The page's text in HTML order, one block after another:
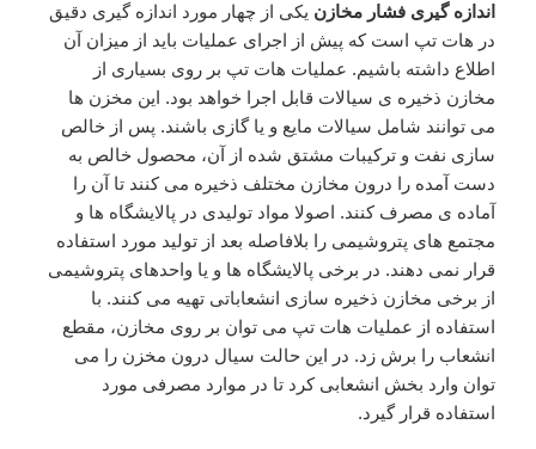
اندازه گیری فشار مخازن یکی از چهار مورد اندازه گیری دقیق
در هات تپ است که پیش از اجرای عملیات باید از میزان آن
اطلاع داشته باشیم. عملیات هات تپ بر روی بسیاری از
مخازن ذخیره ی سیالات قابل اجرا خواهد بود. این مخزن ها
می توانند شامل سیالات مایع و یا گازی باشند. پس از خالص
سازی نفت و ترکیبات مشتق شده از آن، محصول خالص به
دست آمده را درون مخازن مختلف ذخیره می کنند تا آن را
آماده ی مصرف کنند. اصولا مواد تولیدی در پالایشگاه ها و
مجتمع های پتروشیمی را بلافاصله بعد از تولید مورد استفاده
قرار نمی دهند. در برخی پالایشگاه ها و یا واحدهای پتروشیمی
از برخی مخازن ذخیره سازی انشعاباتی تهیه می کنند. با
استفاده از عملیات هات تپ می توان بر روی مخازن، مقطع
انشعاب را برش زد. در این حالت سیال درون مخزن را می
توان وارد بخش انشعابی کرد تا در موارد مصرفی مورد
استفاده قرار گیرد.